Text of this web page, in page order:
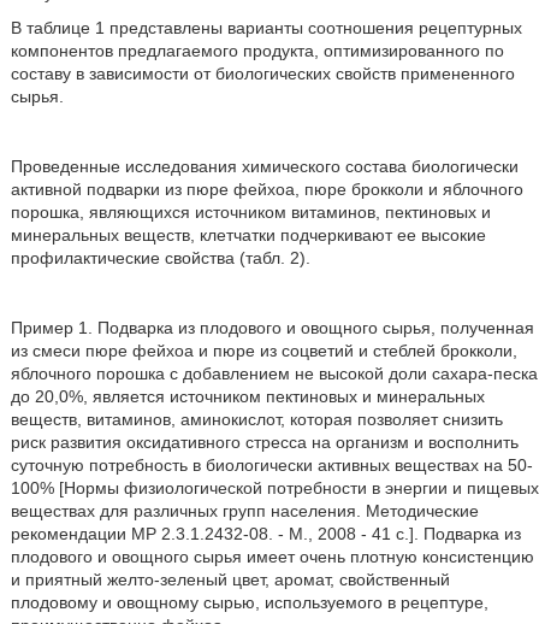
В таблице 1 представлены варианты соотношения рецептурных
компонентов предлагаемого продукта, оптимизированного по
составу в зависимости от биологических свойств примененного
сырья.
Проведенные исследования химического состава биологически
активной подварки из пюре фейхоа, пюре брокколи и яблочного
порошка, являющихся источником витаминов, пектиновых и
минеральных веществ, клетчатки подчеркивают ее высокие
профилактические свойства (табл. 2).
Пример 1. Подварка из плодового и овощного сырья, полученная
из смеси пюре фейхоа и пюре из соцветий и стеблей брокколи,
яблочного порошка с добавлением не высокой доли сахара-песка
до 20,0%, является источником пектиновых и минеральных
веществ, витаминов, аминокислот, которая позволяет снизить
риск развития оксидативного стресса на организм и восполнить
суточную потребность в биологически активных веществах на 50-
100% [Нормы физиологической потребности в энергии и пищевых
веществах для различных групп населения. Методические
рекомендации MP 2.3.1.2432-08. - М., 2008 - 41 с.]. Подварка из
плодового и овощного сырья имеет очень плотную консистенцию
и приятный желто-зеленый цвет, аромат, свойственный
плодовому и овощному сырью, используемого в рецептуре,